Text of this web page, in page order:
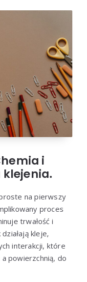
i
na pierwszy
proces
trwałość i
kleje,
interakcji, które
a powierzchnią, do